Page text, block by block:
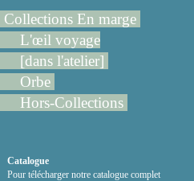
Collections En marge
L'œil voyage
[dans l'atelier]
Orbe
Hors-Collections
Catalogue
Pour télécharger notre catalogue complet